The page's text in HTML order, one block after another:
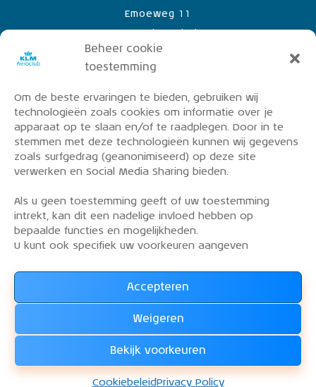
Beheer cookie
toestemming
Om de beste ervaringen te bieden, gebruiken wij
technologieën zoals cookies om informatie over je
apparaat op te slaan en/of te raadplegen. Door in te
stemmen met deze technologieën kunnen wij gegevens
zoals surfgedrag (geanonimiseerd) op deze site
verwerken en Social Media Sharing bieden.
Als u geen toestemming geeft of uw toestemming
intrekt, kan dit een nadelige invloed hebben op
bepaalde functies en mogelijkheden.
U kunt ook specifiek uw voorkeuren aangeven
Accepteren
Weigeren
Bekijk voorkeuren
Cookiebeleid Privacy Policy
Emoeweg 11
PRIVACY POLICY
OVER DE KLM AEROCLUB
VLIEGLESSEN
VLOOT
Word lid van de KLM Aeroclub. Basis lid, simulator
lid of vliegend lid. Ook niet KLM-ers zijn welkom!
Lees alles over het lidmaatschap van de KLM Aeroclub
WORD LID !!!
© 2026. Alle rechten voorbehouden.